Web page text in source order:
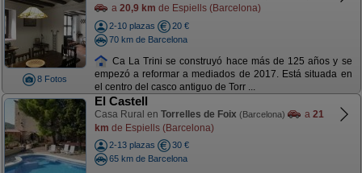
8 Fotos
a 20,9 km de Espiells (Barcelona)
2-10 plazas
20 €
70 km de Barcelona
Ca La Trini se construyó hace más de 125 años y se
empezó a reformar a mediados de 2017. Está situada en
el centro del casco antiguo de Torr ...
El Castell
Casa Rural en Torrelles de Foix (Barcelona) a 21
km de Espiells (Barcelona)
2-13 plazas
30 €
65 km de Barcelona